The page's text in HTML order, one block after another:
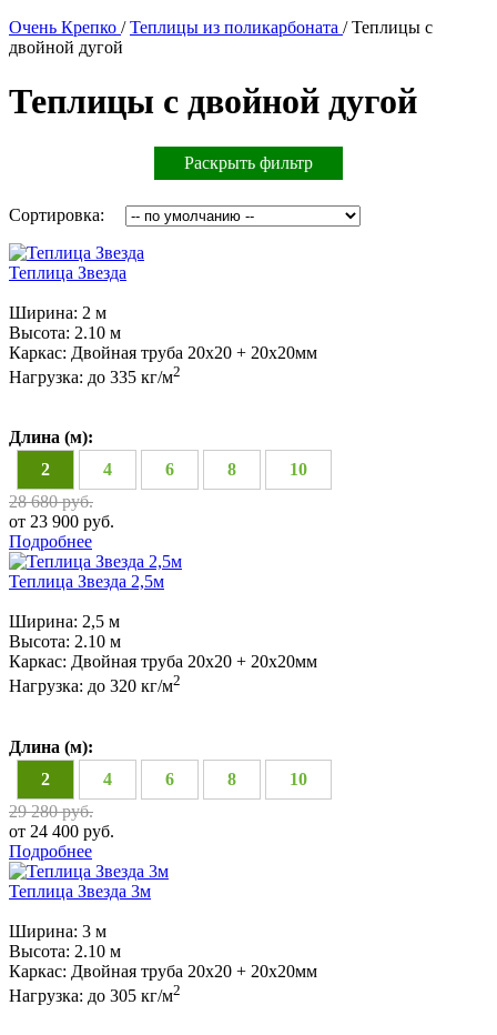
Очень Крепко /Теплицы из поликарбоната /Теплицы с
двойной дугой
Теплицы с двойной дугой
Раскрыть фильтр
Сортировка:
Теплица Звезда
Ширина: 2 м
Высота: 2.10 м
Каркас: Двойная труба 20х20 + 20х20мм
Нагрузка: до 335 кг/м2
Длина (м):
2
4 6 8
10
28 680 руб.
от 23 900 руб.
Подробнее
Теплица Звезда 2,5м
Ширина: 2,5 м
Высота: 2.10 м
Каркас: Двойная труба 20х20 + 20х20мм
Нагрузка: до 320 кг/м2
Длина (м):
2
4 6 8
10
29 280 руб.
от 24 400 руб.
Подробнее
Теплица Звезда 3м
Ширина: 3 м
Высота: 2.10 м
Каркас: Двойная труба 20х20 + 20х20мм
Нагрузка: до 305 кг/м2